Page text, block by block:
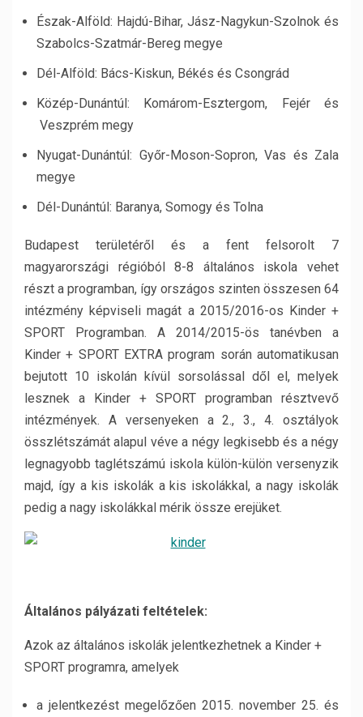
Észak-Alföld: Hajdú-Bihar, Jász-Nagykun-Szolnok és
Szabolcs-Szatmár-Bereg megye
Dél-Alföld: Bács-Kiskun, Békés és Csongrád
Közép-Dunántúl: Komárom-Esztergom, Fejér és
Veszprém megy
Nyugat-Dunántúl: Győr-Moson-Sopron, Vas és Zala
megye
Dél-Dunántúl: Baranya, Somogy és Tolna
Budapest területéről és a fent felsorolt 7
magyarországi régióból 8-8 általános iskola vehet
részt a programban, így országos szinten összesen 64
intézmény képviseli magát a 2015/2016-os Kinder +
SPORT Programban. A 2014/2015-ös tanévben a
Kinder + SPORT EXTRA program során automatikusan
bejutott 10 iskolán kívül sorsolással dől el, melyek
lesznek a Kinder + SPORT programban résztvevő
intézmények. A versenyeken a 2., 3., 4. osztályok
összlétszámát alapul véve a négy legkisebb és a négy
legnagyobb taglétszámú iskola külön-külön versenyzik
majd, így a kis iskolák a kis iskolákkal, a nagy iskolák
pedig a nagy iskolákkal mérik össze erejüket.
Általános pályázati feltételek:
Azok az általános iskolák jelentkezhetnek a Kinder +
SPORT programra, amelyek
a jelentkezést megelőzően 2015. november 25. és